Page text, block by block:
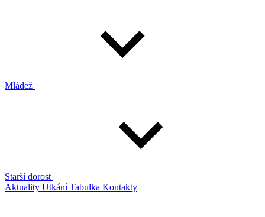
Mládež
Starší dorost
Aktuality UtkáníTabulka Kontakty